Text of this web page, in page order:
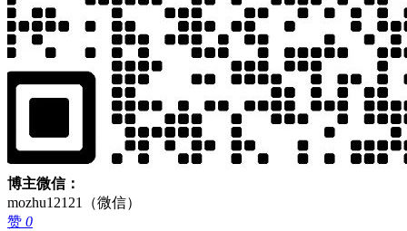
博主微信：
mozhu12121（微信）
赞 0